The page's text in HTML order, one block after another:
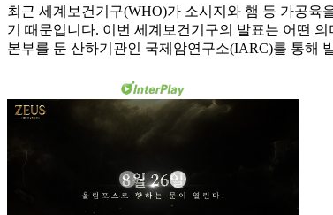
최근 세계보건기구(WHO)가 소시지와 햄 등 가공육
기 때문입니다. 이번 세계보건기구의 발표는 어떤
본부를 둔 산하기관인 국제암연구소(IARC)를 통해